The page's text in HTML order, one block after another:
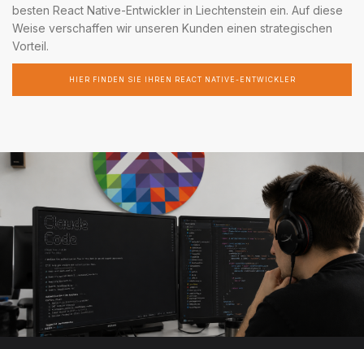
besten React Native-Entwickler in Liechtenstein ein. Auf diese
Weise verschaffen wir unseren Kunden einen strategischen
Vorteil.
HIER FINDEN SIE IHREN REACT NATIVE-ENTWICKLER